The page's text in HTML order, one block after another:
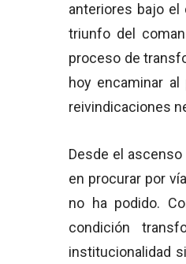
anteriores bajo el
triunfo del
proceso de
hoy encaminar
reivindicaciones
Desde el
en procurar por
no ha podido.
condición
institucionalidad